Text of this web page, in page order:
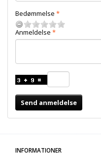
Bedømmelse
Anmeldelse
Send anmeldelse
INFORMATIONER